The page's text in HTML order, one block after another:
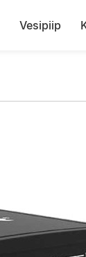
Vesipiip